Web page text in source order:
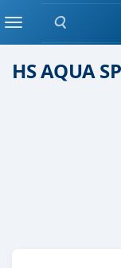
Zoeken
MenuDroog voer
HS AQUA